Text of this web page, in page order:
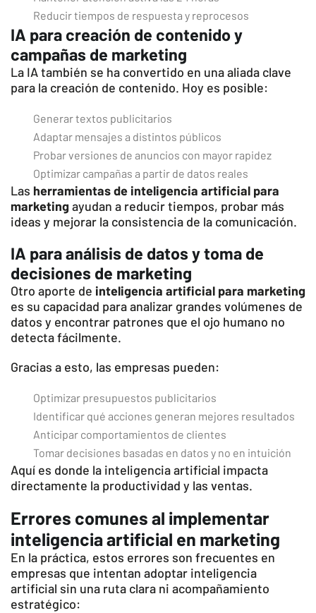
Reducir tiempos de respuesta y reprocesos
IA para creación de contenido y
campañas de marketing
La IA también se ha convertido en una aliada clave
para la creación de contenido. Hoy es posible:
Generar textos publicitarios
Adaptar mensajes a distintos públicos
Probar versiones de anuncios con mayor rapidez
Optimizar campañas a partir de datos reales
Las herramientas de inteligencia artificial para
marketingayudan a reducir tiempos, probar más
ideas y mejorar la consistencia de la comunicación.
IA para análisis de datos y toma de
decisiones de marketing
Otro aporte de inteligencia artificial para marketing
es su capacidad para analizar grandes volúmenes de
datos y encontrar patrones que el ojo humano no
detecta fácilmente.
Gracias a esto, las empresas pueden:
Optimizar presupuestos publicitarios
Identificar qué acciones generan mejores resultados
Anticipar comportamientos de clientes
Tomar decisiones basadas en datos y no en intuición
Aquí es donde la inteligencia artificial impacta
directamente la productividad y las ventas.
Errores comunes al implementar
inteligencia artificial en marketing
En la práctica, estos errores son frecuentes en
empresas que intentan adoptar inteligencia
artificial sin una ruta clara ni acompañamiento
estratégico: